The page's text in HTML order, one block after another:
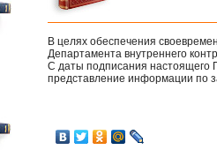
В целях обеспечения
Департамента внутреннего
С даты подписания настоящего
представление информации по